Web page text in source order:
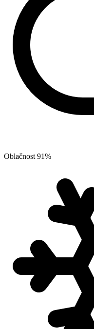
Oblačnost 91%